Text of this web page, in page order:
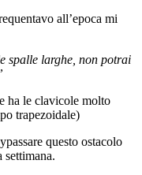
all’epoca mi
spalle larghe, non potrai
ha le clavicole molto
trapezoidale)
questo ostacolo
settimana.